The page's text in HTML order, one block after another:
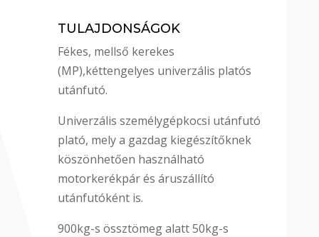
TULAJDONSÁGOK
Fékes, mellső kerekes
(MP),kéttengelyes univerzális platós
utánfutó.
Univerzális személygépkocsi utánfutó
plató, mely a gazdag kiegészítőknek
köszönhetően használható
motorkerékpár és áruszállító
utánfutóként is.
900kg-s össztömeg alatt 50kg-s